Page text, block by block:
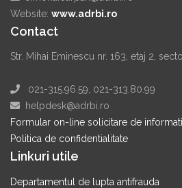
Website: www.adrbi.ro
Contact
Str. Mihai Eminescu nr. 163, etaj 2,
021-315.96.59, 021-313.80.99
helpdesk@adrbi.ro
Formular on-line solicitare de
Politica de confidentialitate
Linkuri utile
Departamentul de lupta antifrauda